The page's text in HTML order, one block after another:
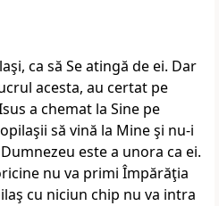
ca să Se atingă de ei. Dar
acesta, au certat pe
a chemat la Sine pe
să vină la Mine şi nu-i
este a unora ca ei.
nu va primi Împărăţia
cu niciun chip nu va intra